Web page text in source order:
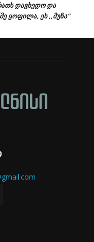
დავხედო და
ყოფილა, ეს ,,მუზა“